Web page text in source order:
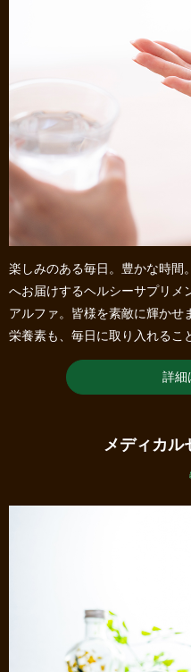
楽しみのある毎日。豊かな時間
へお届けするヘルシーサプリメ
アルファ。皆様を素敵に輝かせ
栄養素も、毎日に取り入れるこ
詳細
メディカル